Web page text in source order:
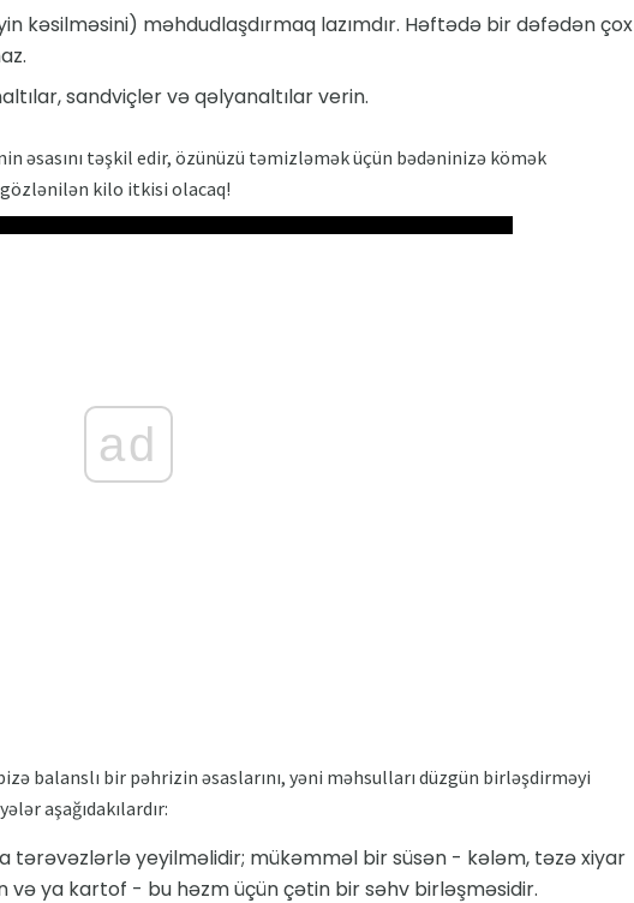
kəsilməsini) məhdudlaşdırmaq lazımdır. Həftədə bir dəfədən çox
sandviçler və qəlyanaltılar verin.
əsasını təşkil edir, özünüzü təmizləmək üçün bədəninizə kömək
kilo itkisi olacaq!
ad
balanslı bir pəhrizin əsaslarını, yəni məhsulları düzgün birləşdirməyi
aşağıdakılardır:
tərəvəzlərlə yeyilməlidir; mükəmməl bir süsən - kələm, təzə xiyar
ya kartof - bu həzm üçün çətin bir səhv birləşməsidir.